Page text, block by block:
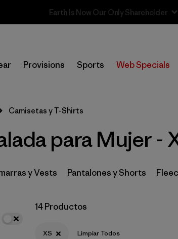
Sale — Up to 40% Off Past-Season Clothing &
Provisions Sports Web Specials
Selecciona una tienda
Filtrar por
Price
Filtrar por
Size 1
Filtrar por
Fit
Camisetas y T-Shirts
para Mujer -
y Vests Pantalones y Shorts
14 Productos
XS Limpiar Todos